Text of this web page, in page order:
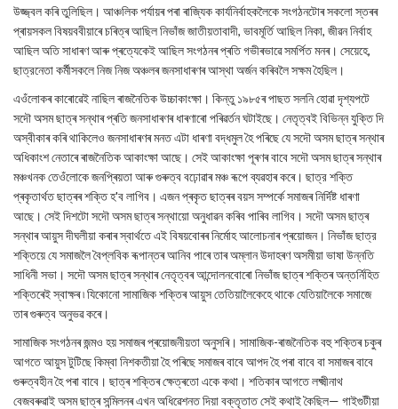
উজ্জ্বল কৰি তুলিছিল। আঞ্চলিক পৰ্যায়ৰ পৰা ৰাজ্যিক কাৰ্যনিৰ্বাহকলৈকে সংগঠনটোৰ সকলো স্তৰৰ
প্ৰায়সকল বিষয়ববীয়াৰে চৰিত্ৰ আছিল নিভাঁজ জাতীয়তাবাদী, ভাবমূর্তি আছিল নিকা, জীৱন নিৰ্বাহ
আছিল অতি সাধাৰণ আৰু প্ৰত্যেকেই আছিল সংগঠনৰ প্ৰতি গভীৰভাৱে সমৰ্পিত মনৰ। সেয়েহে,
ছাত্রনেতা কর্মীসকলে নিজ নিজ অঞ্চলৰ জনসাধাৰণৰ আস্থা অর্জন কৰিবলৈ সক্ষম হৈছিল।
এওঁলোকৰ কাৰোৱেই নাছিল ৰাজনৈতিক উচ্চাকাংক্ষা। কিন্তু ১৯৮৫ৰ পাছত সলনি হোৱা দৃশ্যপটে
সদৌ অসম ছাত্ৰ সন্থাৰ প্ৰতি জনসাধাৰণৰ ধাৰণাৰো পৰিৱৰ্তন ঘটাইছে। নেতৃত্বই বিভিন্ন যুক্তি দি
অস্বীকাৰ কৰি থাকিলেও জনসাধাৰণৰ মনত এটা ধাৰণা বদ্ধমুল হৈ পৰিছে যে সদৌ অসম ছাত্ৰ সন্থাৰ
অধিকাংশ নেতাৰে ৰাজনৈতিক আকাংক্ষা আছে। সেই আকাংক্ষা পূৰণৰ বাবে সদৌ অসম ছাত্ৰ সন্থাৰ
মঞ্চখনক তেওঁলোকে জনপ্ৰিয়তা আৰু গুৰুত্ব বঢ়োৱাৰ মঞ্চ ৰূপে ব্যৱহাৰ কৰে। ছাত্র শক্তি
প্ৰকৃতাৰ্থত ছাত্ৰৰ শক্তি হ'ব লাগিব। এজন প্ৰকৃত ছাত্ৰৰ বয়স সম্পর্কে সমাজৰ নিৰ্দিষ্ট ধাৰণা
আছে। সেই দিশটো সদৌ অসম ছাত্ৰ সন্থায়ো অনুধাৱন কৰিব পাৰিব লাগিব। সদৌ অসম ছাত্ৰ
সন্থাৰ আয়ুস দীঘলীয়া কৰাৰ স্বাৰ্থতে এই বিষয়বোৰৰ নির্মোহ আলোচনাৰ প্ৰয়োজন। নিভাঁজ ছাত্র
শক্তিয়ে যে সমাজলৈ বৈপ্লবিক ৰূপান্তৰ আনিব পাৰে তাৰ অম্লান উদাহৰণ অসমীয়া ভাষা উন্নতি
সাধিনী সভা। সদৌ অসম ছাত্ৰ সন্থাৰ নেতৃত্বৰ আন্দোলনবোৰো নিভাঁজ ছাত্ৰ শক্তিৰ অন্তৰ্নিহিত
শক্তিৰেই স্বাক্ষৰ ৷ যিকোনো সামাজিক শক্তিৰ আয়ুস তেতিয়ালৈকেহে থাকে যেতিয়ালৈকে সমাজে
তাৰ গুৰুত্ব অনুভৱ কৰে।
সামাজিক সংগঠনৰ জন্মও হয় সমাজৰ প্ৰয়োজনীয়তা অনুসৰি। সামাজিক-ৰাজনৈতিক বহু শক্তিৰ চকুৰ
আগতে আয়ুস টুটিছে কিম্বা নিশকতীয়া হৈ পৰিছে সমাজৰ বাবে আপদ হৈ পৰা বাবে বা সমাজৰ বাবে
গুৰুত্বহীন হৈ পৰা বাবে। ছাত্ৰ শক্তিৰ ক্ষেত্ৰতো একে কথা। শতিকাৰ আগতে লক্ষ্মীনাথ
বেজবৰুৱাই অসম ছাত্ৰ সন্মিলনৰ এখন অধিৱেশনত দিয়া বক্তৃতাত সেই কথাই কৈছিল— গাইগুটীয়া